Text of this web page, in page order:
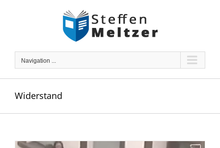
Navigation ...
Widerstand